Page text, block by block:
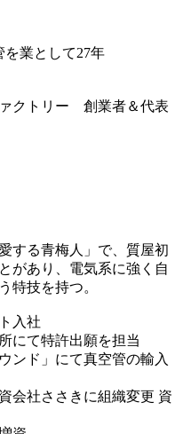
業として27年
クトリー 創業者＆代表
する青梅人」で、質屋初
があり、電気系に強く自
特技を持つ。
入社
にて特許出願を担当
ンド」にて真空管の輸入
会社ささきに組織変更 資